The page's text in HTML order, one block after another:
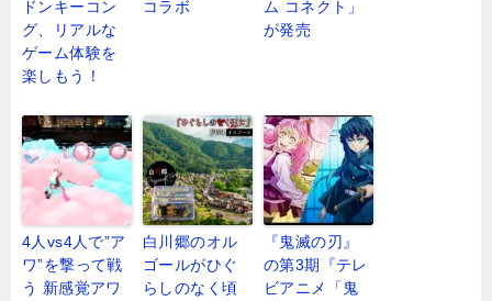
ドンキーコン
グ、リアルな
ゲーム体験を
楽しもう！
コラボ
ム コネクト」
が発売
4人vs4人で”ア
ワ”を撃って戦
う 新感覚アワ
白川郷のオル
ゴールがひぐ
らしのなく頃
『鬼滅の刃』
の第3期『テレ
ビアニメ「鬼